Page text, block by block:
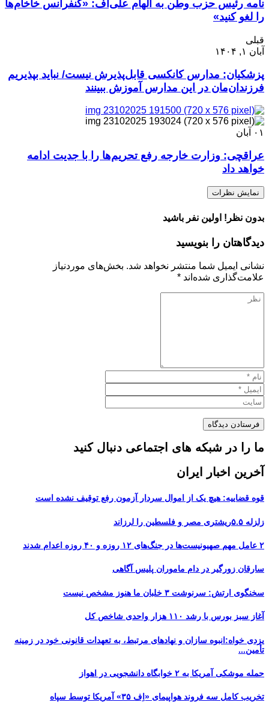
نامه رئیس حزب وطن به الهام علی‌اف: «کنفرانس خاخام‌ها
را لغو کنید»
قبلی
آبان ۱, ۱۴۰۴
پزشکیان: مدارس کانکسی ‌قابل‌پذیرش نیست/ نباید بپذیریم
فرزندان‌مان در این مدارس آموزش ببینند
۰۱ آبان
عراقچی: وزارت خارجه رفع تحریم‌ها را با جدیت ادامه
خواهد داد‌
نمایش نظرات
بدون نظر! اولین نفر باشید
دیدگاهتان را بنویسید
نشانی ایمیل شما منتشر نخواهد شد. بخش‌های موردنیاز
علامت‌گذاری شده‌اند *
ما را در شبکه های اجتماعی دنبال کنید
آخرین اخبار ایران
قوه قضاییه: هیچ یک از اموال سردار آزمون رفع توقیف نشده است
زلزله ۵.۵ریشتری مصر و فلسطین را لرزاند
۲ عامل مهم صهیونیست‌ها در جنگ‌های ۱۲ روزه و ۴۰ روزه اعدام شدند
سارقان زورگیر در دام ماموران پلیس آگاهی
سخنگوی ارتش: سرنوشت ۳ خلبان ما هنوز مشخص نیست
آغاز سبز بورس با رشد ۱۱۰ هزار واحدی شاخص کل
یزدی خواه:انبوه سازان و نهادهای مرتبط، به تعهدات قانونی خود در زمینه
تأمین...
حمله موشکی آمریکا به ۲ خوابگاه دانشجویی در اهواز
تخریب کامل سه فروند هواپیمای «اِف ۳۵» آمریکا توسط سپاه